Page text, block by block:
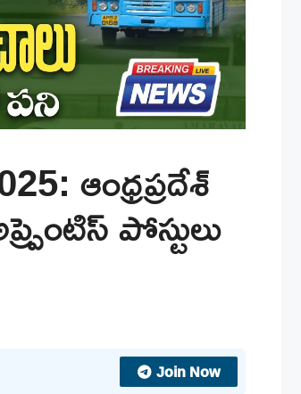
ఆంధ్రప్రదేశ్
పోస్టులు
Join Now